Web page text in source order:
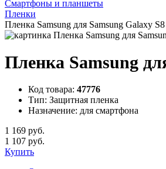
Смартфоны и планшеты
Пленки
Пленка Samsung для Samsung Galaxy S8
Пленка Samsung
Код товара: 47776
Тип: Защитная пленка
Назначение: для смартфона
1 169 руб.
1 107 руб.
Купить